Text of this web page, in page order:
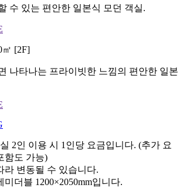
수 있는 편안한 일본식 모던 객실.
㎡ [2F]
나타나는 프라이빗한 느낌의 편안한 일본
2인 이용 시 1인당 요금입니다. (추가 요
함도 가능)
변동될 수 있습니다.
더블 1200×2050mm입니다.